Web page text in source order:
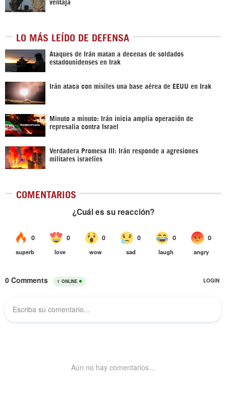
ventaja
LO MÁS LEÍDO DE DEFENSA
Ataques de Irán matan a decenas de soldados
estadounidenses en Irak
Irán ataca con misiles una base aérea de EEUU en Irak
Minuto a minuto: Irán inicia amplia operación de
represalia contra Israel
Verdadera Promesa III: Irán responde a agresiones
militares israelíes
COMENTARIOS